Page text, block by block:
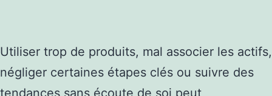
Utiliser trop de produits, mal associer les actifs,
négliger certaines étapes clés ou suivre des
tendances sans écoute de soi peut